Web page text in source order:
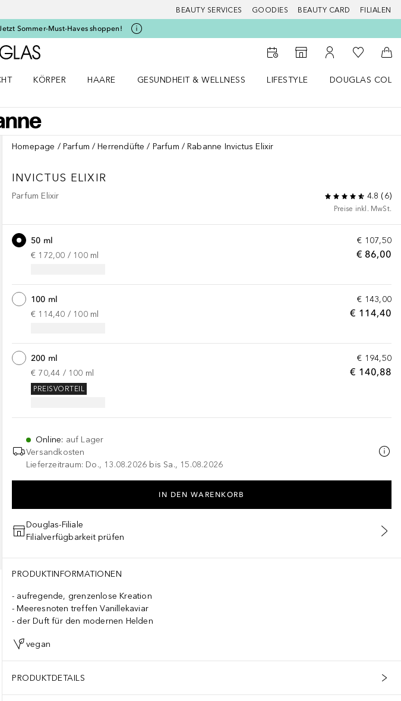
BEAUTY SERVICES GOODIES BEAUTY CARD FILIALEN
Sommer-Must-Haves shoppen!
Zur Douglas Startseite
Zum Storefinder
Zu Meinem
Zu Meiner
KÖRPER
HAARE
GESUNDHEIT & WELLNESS
LIFESTYLE
DOUGLAS
Homepage Parfum Herrendüfte Parfum Rabanne Invictus Elixir
INVICTUS ELIXIR
Parfum Elixir 4.8 (6)
Preise inkl. MwSt.
€ 107,50
€ 86,00
50 ml
€ 172,00 / 100 ml
€ 143,00
€ 114,40
100 ml
€ 114,40 / 100 ml
€ 194,50
€ 140,88
200 ml
€ 70,44 / 100 ml
PREISVORTEIL
Online: auf Lager
Versandkosten
Lieferzeitraum: Do., 13.08.2026 bis Sa., 15.08.2026
IN DEN WARENKORB
Douglas-Filiale
Filialverfügbarkeit prüfen
PRODUKTINFORMATIONEN
aufregende, grenzenlose Kreation
Meeresnoten treffen Vanillekaviar
der Duft für den modernen Helden
vegan
PRODUKTDETAILS